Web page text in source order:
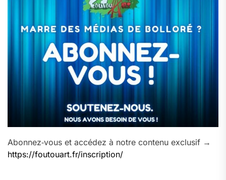
Abonnez‑vous et accédez à notre contenu exclusif →
https://foutouart.fr/inscription/